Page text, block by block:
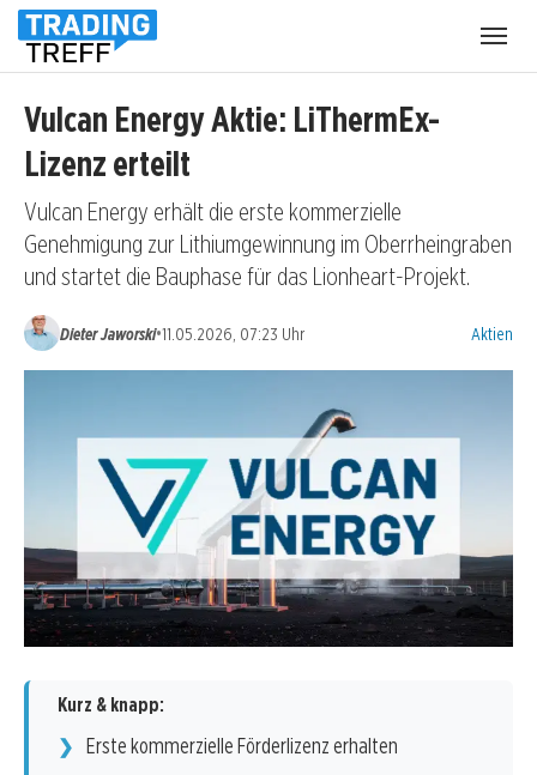
Vulcan Energy Aktie: LiThermEx-
Lizenz erteilt
Vulcan Energy erhält die erste kommerzielle
Genehmigung zur Lithiumgewinnung im Oberrheingraben
und startet die Bauphase für das Lionheart-Projekt.
Dieter Jaworski•11.05.2026, 07:23 Uhr Aktien
Kurz & knapp:
Erste kommerzielle Förderlizenz erhalten